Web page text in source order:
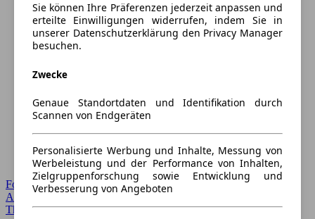
Forum Startseite
Alle Auto-Foren
Themen-Forum
Sie können Ihre Präferenzen jederzeit anpassen und
erteilte Einwilligungen widerrufen, indem Sie in
unserer Datenschutzerklärung den Privacy Manager
besuchen.
Zwecke
Genaue Standortdaten und Identifikation durch
Scannen von Endgeräten
Personalisierte Werbung und Inhalte, Messung von
Werbeleistung und der Performance von Inhalten,
Zielgruppenforschung sowie Entwicklung und
Verbesserung von Angeboten